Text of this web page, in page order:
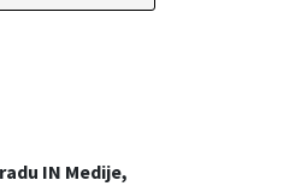
IN Medije,